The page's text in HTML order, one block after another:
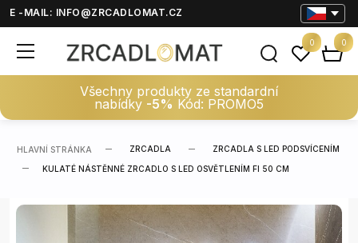
E -MAIL: INFO@ZRCADLOMAT.CZ
Všechny produkty ze standardní
nabídky -5% Kód: PROMO5
0 0
HLAVNÍ STRÁNKA ZRCADLA ZRCADLA S LED PODSVÍCENÍM
KULATÉ NÁSTĚNNÉ ZRCADLO S LED OSVĚTLENÍM FI 50 CM